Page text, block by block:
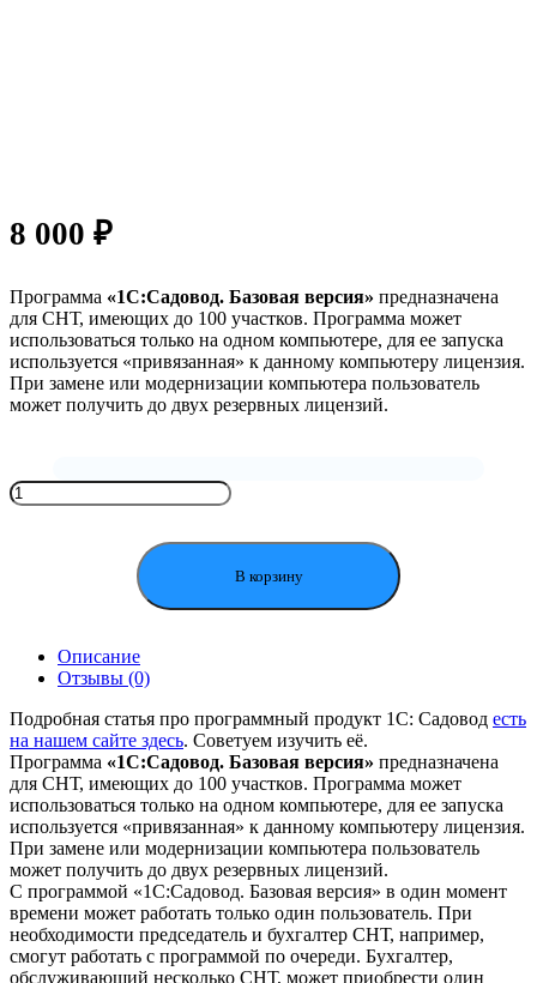
8 000 ₽
Программа «1С:Садовод. Базовая версия» предназначена
для СНТ, имеющих до 100 участков. Программа может
использоваться только на одном компьютере, для ее запуска
используется «привязанная» к данному компьютеру лицензия.
При замене или модернизации компьютера пользователь
может получить до двух резервных лицензий.
Количество
товара
В корзину
Описание
Отзывы (0)
Подробная статья про программный продукт 1С: Садовод есть
на нашем сайте здесь. Советуем изучить её.
Программа «1С:Садовод. Базовая версия» предназначена
для СНТ, имеющих до 100 участков. Программа может
использоваться только на одном компьютере, для ее запуска
используется «привязанная» к данному компьютеру лицензия.
При замене или модернизации компьютера пользователь
может получить до двух резервных лицензий.
С программой «1С:Садовод. Базовая версия» в один момент
времени может работать только один пользователь. При
необходимости председатель и бухгалтер СНТ, например,
смогут работать с программой по очереди. Бухгалтер,
обслуживающий несколько СНТ, может приобрести один